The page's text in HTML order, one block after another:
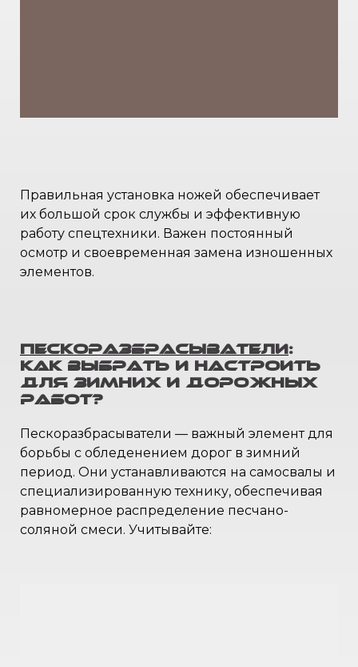
Правильная установка ножей обеспечивает
их большой срок службы и эффективную
работу спецтехники. Важен постоянный
осмотр и своевременная замена изношенных
элементов.
Пескоразбрасыватели:
Как выбрать и настроить
для зимних и дорожных
работ?
Пескоразбрасыватели — важный элемент для
борьбы с обледенением дорог в зимний
период. Они устанавливаются на самосвалы и
специализированную технику, обеспечивая
равномерное распределение песчано-
соляной смеси. Учитывайте: